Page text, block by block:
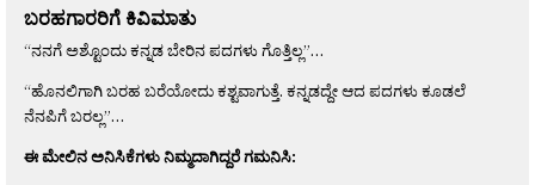
ಬರಹಗಾರರಿಗೆ ಕಿವಿಮಾತು
“ನನಗೆ ಅಶ್ಟೊಂದು ಕನ್ನಡ ಬೇರಿನ ಪದಗಳು ಗೊತ್ತಿಲ್ಲ”…
“ಹೊನಲಿಗಾಗಿ ಬರಹ ಬರೆಯೋದು ಕಶ್ಟವಾಗುತ್ತೆ. ಕನ್ನಡದ್ದೇ ಆದ ಪದಗಳು ಕೂಡಲೆ
ನೆನಪಿಗೆ ಬರಲ್ಲ”…
ಈ ಮೇಲಿನ ಅನಿಸಿಕೆಗಳು ನಿಮ್ಮದಾಗಿದ್ದರೆ ಗಮನಿಸಿ: